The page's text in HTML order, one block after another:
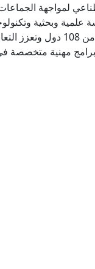
لمواجهة الجماعات
وبحثية
العامة لدور وهيئات الإفتاء في
مهنية متخصصة في